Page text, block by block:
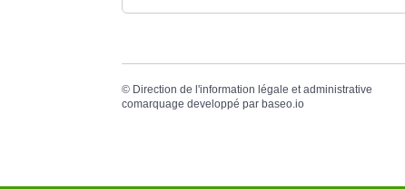
© Direction de l'information légale et administrative
comarquage developpé par baseo.io